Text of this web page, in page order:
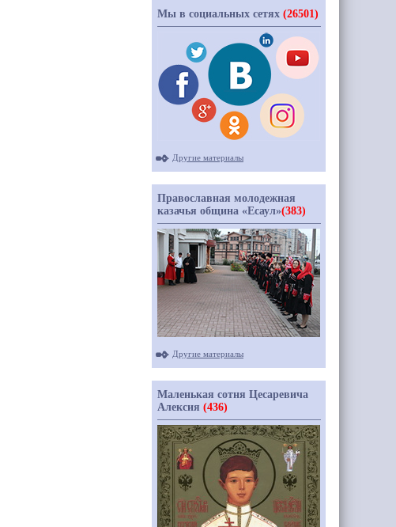
Мы в социальных сетях (26501)
Другие материалы
Православная молодежная
казачья община «Есаул»(383)
Другие материалы
Маленькая сотня Цесаревича
Алексия (436)